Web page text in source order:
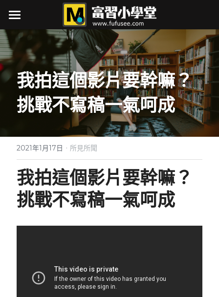
最新消息
關於我
接案項目
作品集
展覽行銷大補帖
如何辦研討會
行銷即戰力
筆記
AI實戰
閱讀筆記
自媒體
自媒體
生活
繪圖
與我聯絡
我拍這個影片要幹嘛？
挑戰不寫稿一氣呵成
2021年1月17日 · 所見所聞
我拍這個影片要幹嘛？
挑戰不寫稿一氣呵成
商品分類
所有商品分類